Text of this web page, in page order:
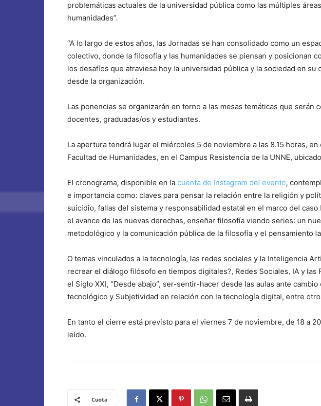
problemáticas actuales de la universidad pública como las múltiples
humanidades”.
“A lo largo de estos años, las Jornadas se han consolidado como un
colectivo, donde la filosofía y las humanidades se piensan y posicionan
los desafíos que atraviesa hoy la universidad pública y la sociedad en su
desde la organización.
Las ponencias se organizarán en torno a las mesas temáticas que serán
docentes, graduadas/os y estudiantes.
La apertura tendrá lugar el miércoles 5 de noviembre a las 8.15 horas,
Facultad de Humanidades, en el Campus Resistencia de la UNNE,
El cronograma, disponible en la cuenta de Instagram del evento,
e importancia como: claves para pensar la relación entre la religión y
suicidio, fallas del sistema y responsabilidad estatal en el marco del caso
el avance de las nuevas derechas, enseñar filosofía viendo series: un
metodológico y la comunicación pública de la filosofía y el pensamiento
O temas vinculados a la tecnología, las redes sociales y la Inteligencia
recrear el diálogo filósofo en tiempos digitales?, Redes Sociales, IA y las
el Siglo XXI, “Desde abajo”, ser-sentir-hacer desde las aulas ante cambio
tecnológico y Subjetividad en relación con la tecnología digital, entre
En tanto el cierre está previsto para el viernes 7 de noviembre, de 18 a
leído.
Cuota